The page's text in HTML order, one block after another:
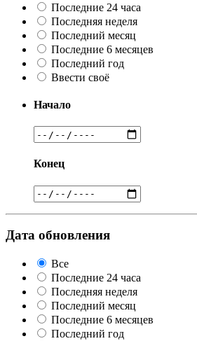
Последние 24 часа
Последняя неделя
Последний месяц
Последние 6 месяцев
Последний год
Ввести своё
Начало
Конец
Дата обновления
Все
Последние 24 часа
Последняя неделя
Последний месяц
Последние 6 месяцев
Последний год